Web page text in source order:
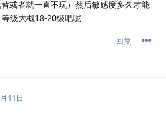
或者就一直不玩）然后敏感度多久才能
级大概18-20级吧呢
回复
11日